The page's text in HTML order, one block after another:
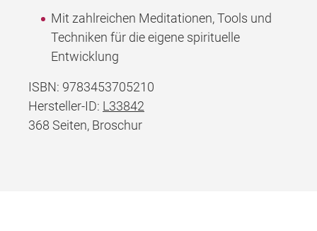
Mit zahlreichen Meditationen, Tools und
Techniken für die eigene spirituelle
Entwicklung
ISBN: 9783453705210
Hersteller-ID: L33842
368 Seiten, Broschur